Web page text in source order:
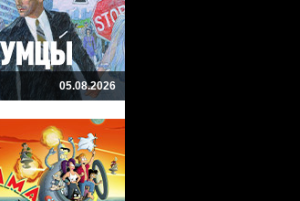
05.08.2026